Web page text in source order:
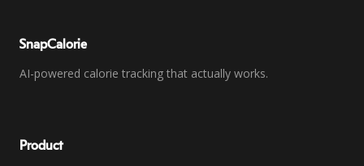
SnapCalorie
AI-powered calorie tracking that actually works.
Product